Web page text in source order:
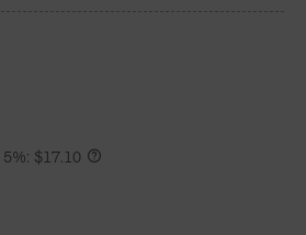
5%: $17.10